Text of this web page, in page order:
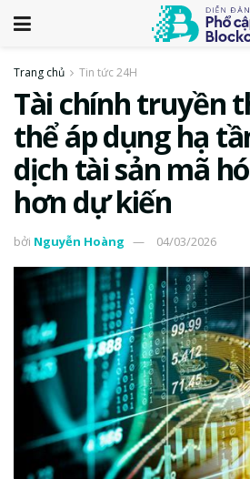
Trang chủ Tin tức 24H
Tài chính truyền
thể áp dụng hạ
dịch tài sản mã
hơn dự kiến
bởi Nguyễn Hoàng 04/03/2026